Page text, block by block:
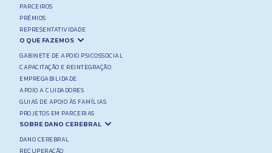
PARCEIROS
PRÉMIOS
REPRESENTATIVIDADE
O QUE FAZEMOS
GABINETE DE APOIO PSICOSSOCIAL
CAPACITAÇÃO E REINTEGRAÇÃO
EMPREGABILIDADE
APOIO A CUIDADORES
GUIAS DE APOIO ÀS FAMÍLIAS
PROJETOS EM PARCERIAS
SOBRE DANO CEREBRAL
DANO CEREBRAL
RECUPERAÇÃO